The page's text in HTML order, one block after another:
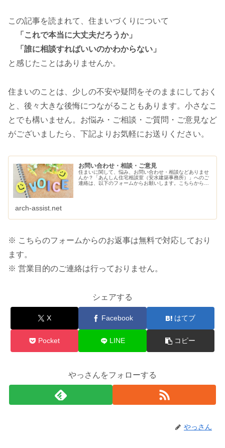
この記事を読まれて、住まいづくりについて
「これで本当に大丈夫だろうか」
「誰に相談すればいいのかわからない」
と感じたことはありませんか。
住まいのことは、少しの不安や疑問をそのままにしておく
と、後々大きな後悔につながることもあります。小さなこ
とでも構いません。お悩み・ご相談・ご質問・ご意見など
がございましたら、下記よりお気軽にお送りください。
お問い合わせ・相談・ご意見
住まいに関して、悩み、お問い合わせ・相談などありませ
んか？「あんしん住宅相談室（安水建築事務所）」へのご
連絡は、以下のフォームからお願いします。こちらから、
arch-assist.net
※ こちらのフォームからのお返事は無料で対応しており
ます。
※ 営業目的のご連絡は行っておりません。
シェアする
X Facebook はてブ
Pocket LINE コピー
やっさんをフォローする
やっさん